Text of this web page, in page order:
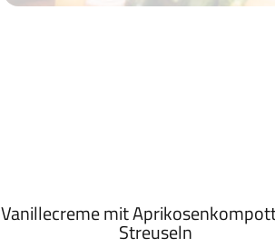
Vanillecreme mit
Streuseln